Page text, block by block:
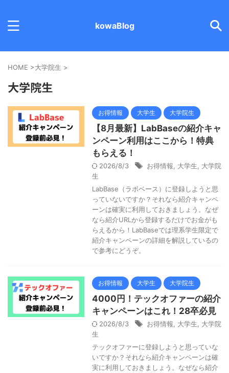
kowaBlog
HOME >大学院生 >
大学院生
お得情報 大学生 大学院生
【8月最新】LabBaseの紹介キャ
ンペーン利用はここから！特典
もらえる！
2026/8/3 お得情報 大学生
大学院
生
LabBase（ラボベース）に登録しようと思
っていないですか？それなら紹介キャンペ
ーンは確実に利用しておきましょう。なぜ
なら紹介URLから登録するだけでお金がも
らえるから！LabBaseでは理系学生限定で
紹介キャンペーンの詳細を解説しているの
で参考にどうぞ。
お得情報 大学生 大学院生
4000円！テックオファーの紹介
キャンペーンはこれ！28卒必見
2026/8/3 お得情報 大学生
大学院
生
テックオファーに登録しようと思っていな
いですか？それなら紹介キャンペーンは確
実に利用しておきましょう。なぜなら紹介